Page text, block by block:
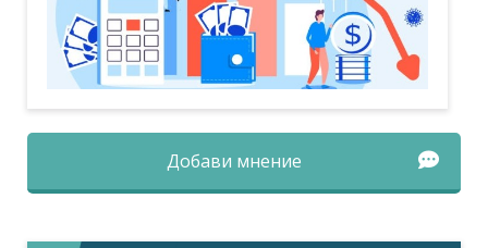
Добави мнение